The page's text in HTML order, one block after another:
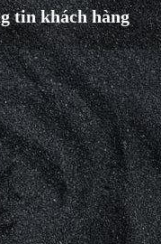
tin khách hàng